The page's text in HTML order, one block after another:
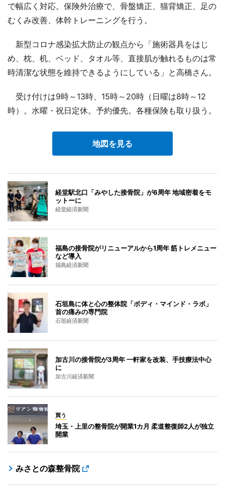
で幅広く対応。保険外治療で、骨盤矯正、猫背矯正、足の
むくみ改善、体幹トレーニングを行う。
新型コロナ感染拡大防止の観点から「施術器具をはじ
め、枕、机、ベッド、タオル等、直接肌が触れるものは常
時清潔な状態を維持できるようにしている」と高橋さん。
受け付けは9時～13時、15時～20時（日曜は8時～12
時）。水曜・祝日定休。予約優先。各種保険も取り扱う。
地図を見る
経堂駅北口「みやした接骨院」が6周年 地域密着をモ
ットーに
経堂経済新聞
福島の接骨院がリニューアルから1周年 筋トレメニュー
など導入
福島経済新聞
石垣島に体と心の整体院「ボディ・マインド・ラボ」
首の痛みの専門院
石垣経済新聞
加古川の接骨院が3周年 一軒家を改装、手技療法中心
に
加古川経済新聞
買う
埼玉・上里の整骨院が開業1カ月 柔道整復師2人が独立
開業
みさとの森整骨院